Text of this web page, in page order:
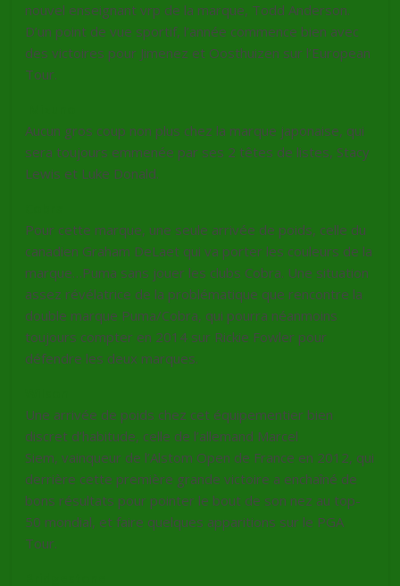
nouvel enseignant vrp de la marque, Todd Anderson.
D’un point de vue sportif, l’année commence bien avec
des victoires pour Jimenez et Oosthuizen sur l’European
Tour.
Aucun gros coup non plus chez la marque japonaise, qui
sera toujours emmenée par ses 2 têtes de listes, Stacy
Lewis et Luke Donald.
Pour cette marque, une seule arrivée de poids, celle du
canadien Graham DeLaet qui va porter les couleurs de la
marque…Puma sans jouer les clubs Cobra. Une situation
assez révélatrice de la problématique que rencontre la
double marque Puma/Cobra, qui pourra néanmoins
toujours compter en 2014 sur Rickie Fowler pour
défendre les deux marques.
Une arrivée de poids chez cet équipementier bien
discret d’habitude, celle de l’allemand Marcel
Siem, vainqueur de l’Alstom Open de France en 2012, qui
derrière cette première grande victoire a enchaîné de
bons résultats pour pointer le bout de son nez au top-
50 mondial, et faire quelques apparitions sur le PGA
Tour.